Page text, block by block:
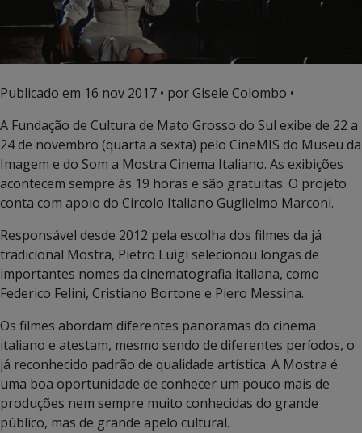
Publicado em 16 nov 2017 • por Gisele Colombo •
A Fundação de Cultura de Mato Grosso do Sul exibe de 22 a
24 de novembro (quarta a sexta) pelo CineMIS do Museu da
Imagem e do Som a Mostra Cinema Italiano. As exibições
acontecem sempre às 19 horas e são gratuitas. O projeto
conta com apoio do Circolo Italiano Guglielmo Marconi.
Responsável desde 2012 pela escolha dos filmes da já
tradicional Mostra, Pietro Luigi selecionou longas de
importantes nomes da cinematografia italiana, como
Federico Felini, Cristiano Bortone e Piero Messina.
Os filmes abordam diferentes panoramas do cinema
italiano e atestam, mesmo sendo de diferentes períodos, o
já reconhecido padrão de qualidade artística. A Mostra é
uma boa oportunidade de conhecer um pouco mais de
produções nem sempre muito conhecidas do grande
público, mas de grande apelo cultural.